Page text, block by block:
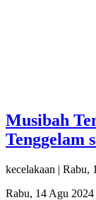
Musibah
Tenggelam
kecelakaan | Rabu,
Rabu, 14 Agu